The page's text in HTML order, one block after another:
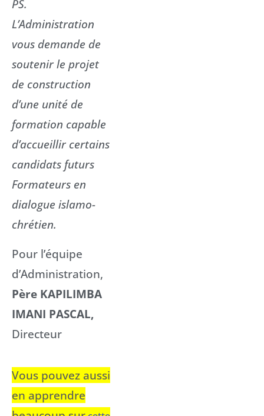
PS.
L’Administration
vous demande de
soutenir le projet
de construction
d’une unité de
formation capable
d’accueillir certains
candidats futurs
Formateurs en
dialogue islamo-
chrétien.
Pour l’équipe
d’Administration,
Père KAPILIMBA
IMANI PASCAL,
Directeur
Vous pouvez aussi
en apprendre